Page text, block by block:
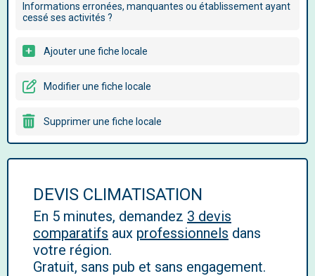
Informations erronées, manquantes ou établissement ayant
cessé ses activités ?
Ajouter une fiche locale
Modifier une fiche locale
Supprimer une fiche locale
DEVIS CLIMATISATION
En 5 minutes, demandez 3 devis
comparatifs aux professionnels dans
votre région.
Gratuit, sans pub et sans engagement.